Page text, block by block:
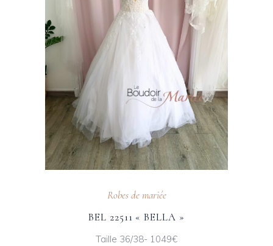
Robes de mariée
BEL 22511 « BELLA »
Taille 36/38- 1049€